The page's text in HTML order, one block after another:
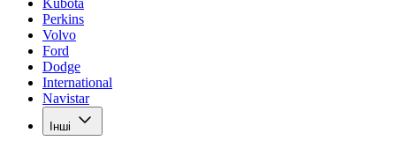
Kubota
Perkins
Volvo
Ford
Dodge
International
Navistar
Інші